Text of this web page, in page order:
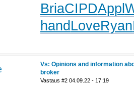
BriaCIPDAppl
hand LoveRyan
Vs: Opinions and information
broker
Vastaus #2 04.09.22 - 17:19